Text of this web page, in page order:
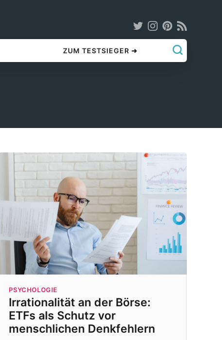
ZUM TESTSIEGER ➜
PSYCHOLOGIE
Irrationalität an der Börse:
ETFs als Schutz vor
menschlichen Denkfehlern